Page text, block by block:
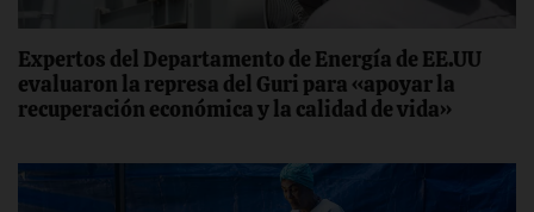
Expertos del Departamento de Energía de EE.UU
evaluaron la represa del Guri para «apoyar la
recuperación económica y la calidad de vida»